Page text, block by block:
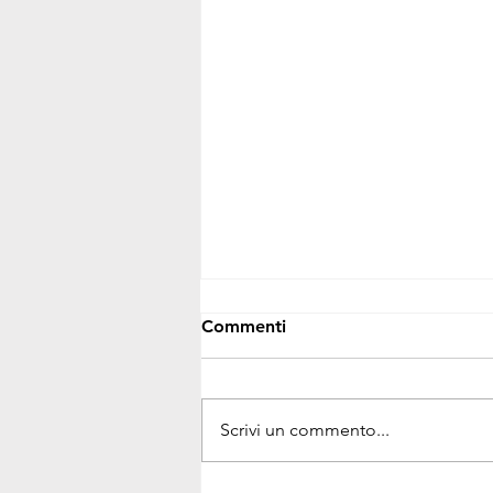
Commenti
Scrivi un commento...